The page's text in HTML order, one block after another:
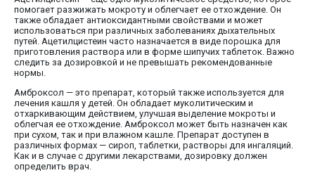
помогает разжижать мокроту и облегчает ее отхождение. Он
также обладает антиоксидантными свойствами и может
использоваться при различных заболеваниях дыхательных
путей. Ацетилцистеин часто назначается в виде порошка для
приготовления раствора или в форме шипучих таблеток. Важно
следить за дозировкой и не превышать рекомендованные
нормы.
Амброксол — это препарат, который также используется для
лечения кашля у детей. Он обладает муколитическим и
отхаркивающим действием, улучшая выделение мокроты и
облегчая ее отхождение. Амброксол может быть назначен как
при сухом, так и при влажном кашле. Препарат доступен в
различных формах — сироп, таблетки, растворы для ингаляций.
Как и в случае с другими лекарствами, дозировку должен
определить врач.